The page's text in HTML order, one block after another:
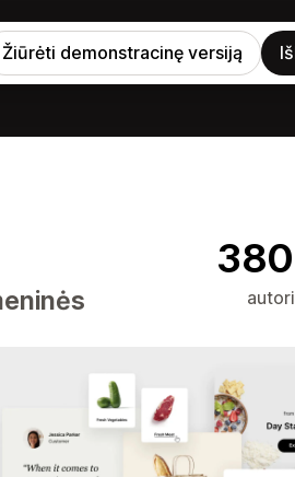
Žiūrėti demonstracinę versiją